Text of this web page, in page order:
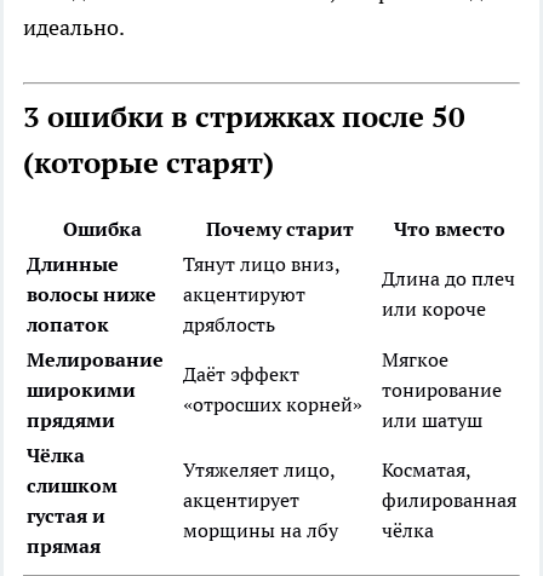
идеально.
3 ошибки в стрижках после 50
(которые старят)
Ошибка Почему старит
Что вместо
Длинные
волосы ниже
лопаток
Тянут лицо вниз,
акцентируют
дряблость
Длина до плеч
или короче
Мелирование
широкими
прядями
Даёт эффект
«отросших корней»
Мягкое
тонирование
или шатуш
Чёлка
слишком
густая и
прямая
Утяжеляет лицо,
акцентирует
морщины на лбу
Косматая,
филированная
чёлка